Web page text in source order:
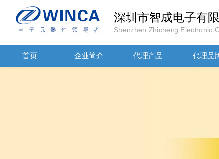
深圳市智成电子有
Shenzhen Zhicheng Electronic
首页 企业简介 代理产品 代理品
高压贴片电容2220 2KV X7R 0.01UF封装